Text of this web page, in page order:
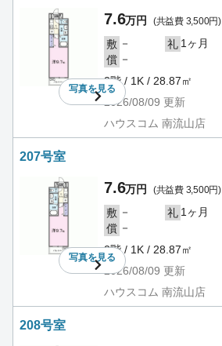
写真を見る
7.6万円 (共益費 3,500円)
敷 － 礼 1ヶ月
償 －
2階 / 1K / 28.87㎡
2026/08/09 更新
ハウスコム 南流山店
207号室
写真を見る
7.6万円 (共益費 3,500円)
敷 － 礼 1ヶ月
償 －
2階 / 1K / 28.87㎡
2026/08/09 更新
ハウスコム 南流山店
208号室